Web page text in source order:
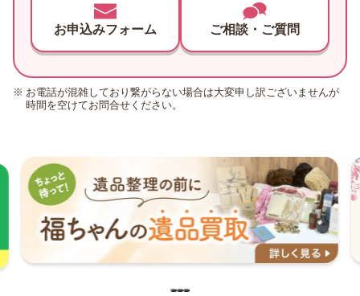
お申込みフォーム ご相談・ご質問
お電話が混雑しており繋がらない場合は大変申し訳ございませんが
時間を空けてお問合せください。